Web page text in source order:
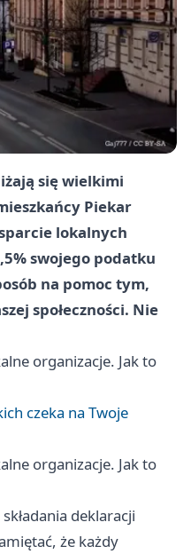
się wielkimi
Piekar
lokalnych
swojego podatku
na pomoc tym,
społeczności. Nie
organizacje. Jak to
czeka na Twoje
organizacje. Jak to
deklaracji
że każdy